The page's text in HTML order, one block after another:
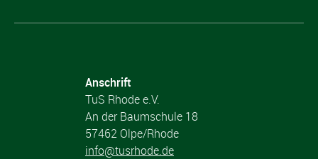
Anschrift
TuS Rhode e.V.
An der Baumschule 18
57462 Olpe/Rhode
info@tusrhode.de